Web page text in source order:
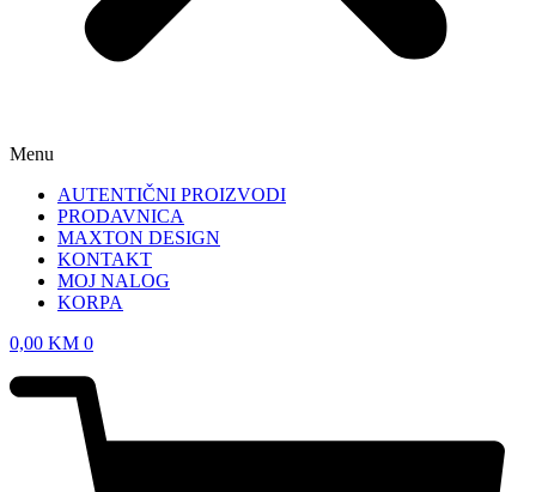
Menu
AUTENTIČNI PROIZVODI
PRODAVNICA
MAXTON DESIGN
KONTAKT
MOJ NALOG
KORPA
0,00 KM 0